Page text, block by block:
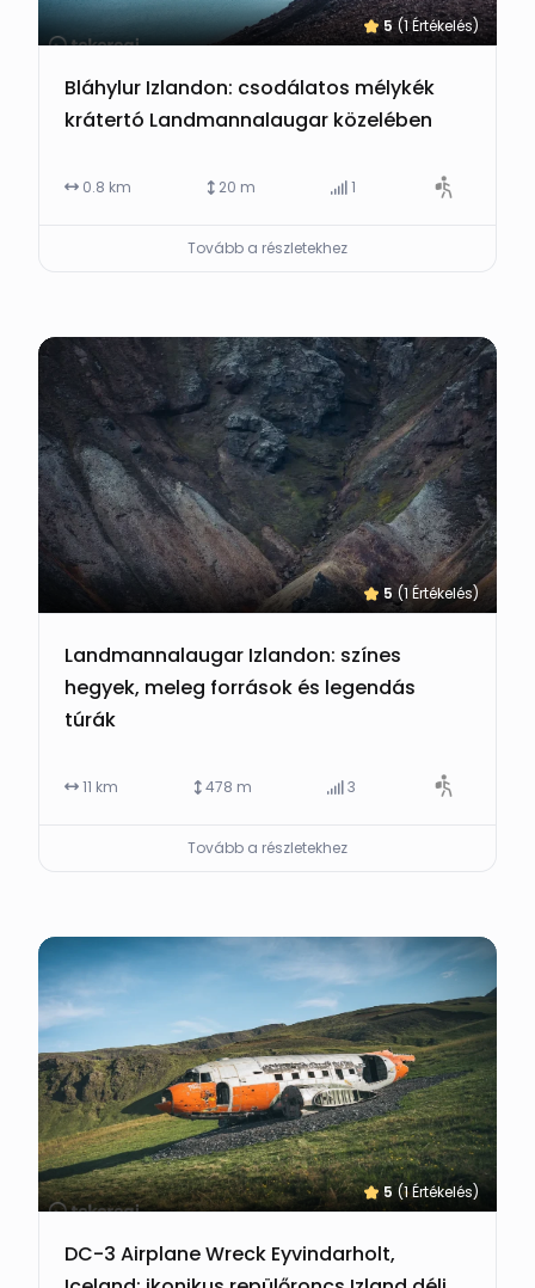
5 (1 Értékelés)
Bláhylur Izlandon: csodálatos mélykék
krátertó Landmannalaugar közelében
0.8 km 20 m 1
Tovább a részletekhez
5 (1 Értékelés)
Landmannalaugar Izlandon: színes
hegyek, meleg források és legendás
túrák
11 km 478 m 3
Tovább a részletekhez
5 (1 Értékelés)
DC-3 Airplane Wreck Eyvindarholt,